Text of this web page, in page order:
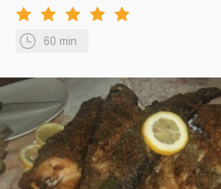
60 min